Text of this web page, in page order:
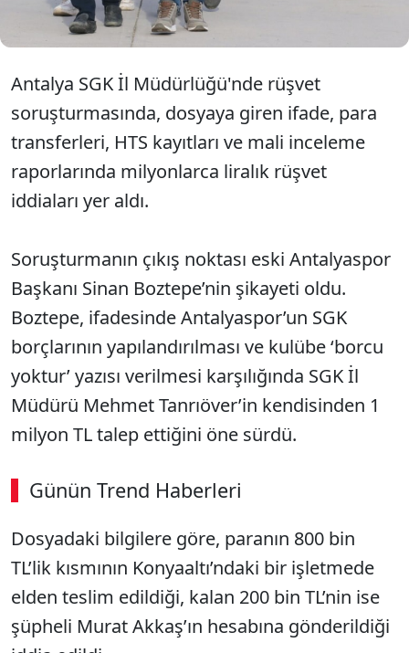
Antalya SGK İl Müdürlüğü'nde rüşvet
soruşturmasında, dosyaya giren ifade, para
transferleri, HTS kayıtları ve mali inceleme
raporlarında milyonlarca liralık rüşvet
iddiaları yer aldı.
Soruşturmanın çıkış noktası eski Antalyaspor
Başkanı Sinan Boztepe’nin şikayeti oldu.
Boztepe, ifadesinde Antalyaspor’un SGK
borçlarının yapılandırılması ve kulübe ‘borcu
yoktur’ yazısı verilmesi karşılığında SGK İl
Müdürü Mehmet Tanrıöver’in kendisinden 1
milyon TL talep ettiğini öne sürdü.
Günün Trend Haberleri
Dosyadaki bilgilere göre, paranın 800 bin
TL’lik kısmının Konyaaltı’ndaki bir işletmede
elden teslim edildiği, kalan 200 bin TL’nin ise
şüpheli Murat Akkaş’ın hesabına gönderildiği